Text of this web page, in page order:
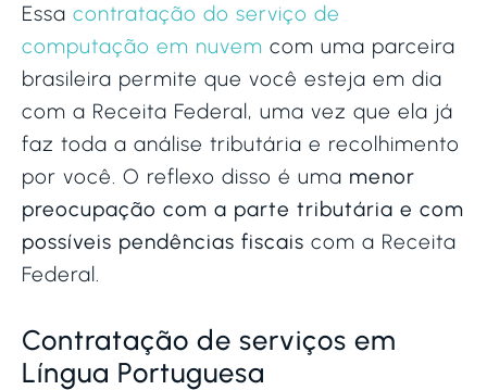
Essa contratação do serviço de
computação em nuvem com uma parceira
brasileira permite que você esteja em dia
com a Receita Federal, uma vez que ela já
faz toda a análise tributária e recolhimento
por você. O reflexo disso é uma menor
preocupação com a parte tributária e com
possíveis pendências fiscais com a Receita
Federal.
Contratação de serviços em
Língua Portuguesa